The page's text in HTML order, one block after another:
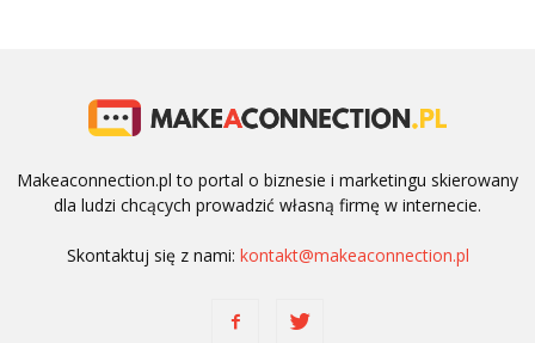
Makeaconnection.pl to portal o biznesie i marketingu skierowany
dla ludzi chcących prowadzić własną firmę w internecie.
Skontaktuj się z nami: kontakt@makeaconnection.pl